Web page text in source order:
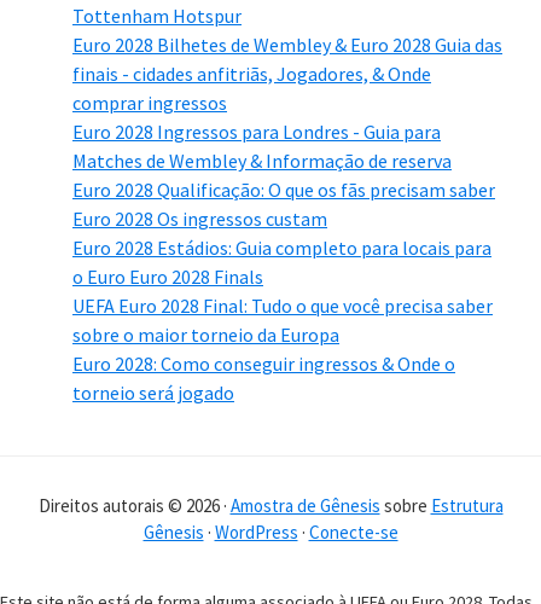
Tottenham Hotspur
Euro 2028 Bilhetes de Wembley & Euro 2028 Guia das
finais - cidades anfitriãs, Jogadores, & Onde
comprar ingressos
Euro 2028 Ingressos para Londres - Guia para
Matches de Wembley & Informação de reserva
Euro 2028 Qualificação: O que os fãs precisam saber
Euro 2028 Os ingressos custam
Euro 2028 Estádios: Guia completo para locais para
o Euro Euro 2028 Finals
UEFA Euro 2028 Final: Tudo o que você precisa saber
sobre o maior torneio da Europa
Euro 2028: Como conseguir ingressos & Onde o
torneio será jogado
Direitos autorais © 2026 · Amostra de Gênesis sobre Estrutura
Gênesis · WordPress · Conecte-se